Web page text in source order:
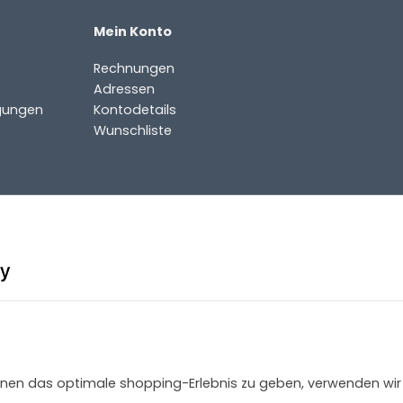
Mein Konto
Rechnungen
Adressen
Kontodetails
Wunschliste
das optimale shopping-Erlebnis zu geben, verwenden wir